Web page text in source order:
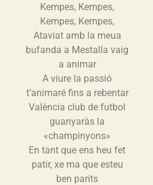
Kempes, Kempes,
Kempes, Kempes,
Ataviat amb la meua
bufanda a Mestalla vaig
a animar
A viure la passió
t’animaré fins a rebentar
València club de futbol
guanyaràs la
«champinyons»
En tant que ens heu fet
patir, xe ma que esteu
ben parits